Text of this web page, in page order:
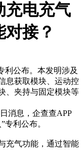
充电充气
接？
利公布。本发明涉及
息获取模块、运动控
、夹持与固定模块等
消息，企查查APP
专利公布。
气功能，通过智能